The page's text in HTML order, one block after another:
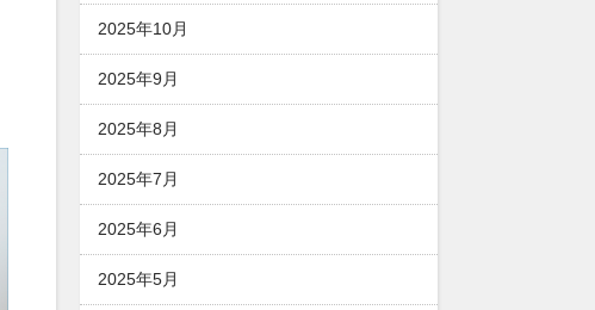
2025年10月
2025年9月
2025年8月
2025年7月
2025年6月
2025年5月